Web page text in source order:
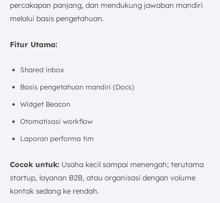
percakapan panjang, dan mendukung jawaban mandiri
melalui basis pengetahuan.
Fitur Utama:
Shared inbox
Basis pengetahuan mandiri (Docs)
Widget Beacon
Otomatisasi workflow
Laporan performa tim
Cocok untuk: Usaha kecil sampai menengah; terutama
startup, layanan B2B, atau organisasi dengan volume
kontak sedang ke rendah.